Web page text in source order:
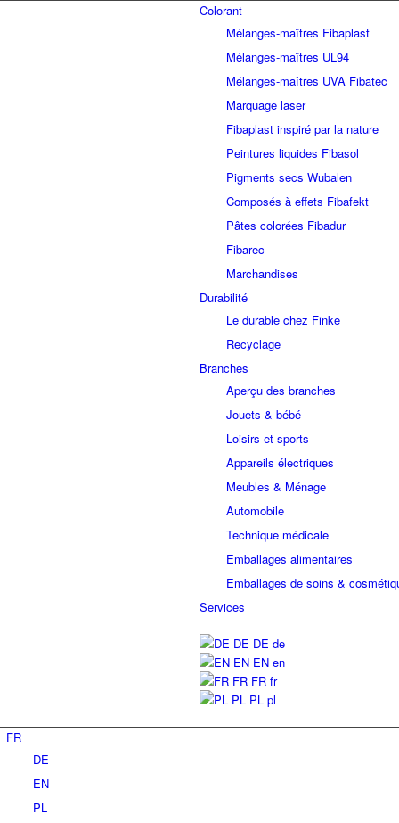
Colorant
Mélanges-maîtres Fibaplast
Mélanges-maîtres UL94
Mélanges-maîtres UVA Fibatec
Marquage laser
Fibaplast inspiré par la nature
Peintures liquides Fibasol
Pigments secs Wubalen
Composés à effets Fibafekt
Pâtes colorées Fibadur
Fibarec
Marchandises
Durabilité
Le durable chez Finke
Recyclage
Branches
Aperçu des branches
Jouets & bébé
Loisirs et sports
Appareils électriques
Meubles & Ménage
Automobile
Technique médicale
Emballages alimentaires
Emballages de soins &
Services
DE DE de
EN EN en
FR FR fr
PL PL pl
FR
DE
EN
PL